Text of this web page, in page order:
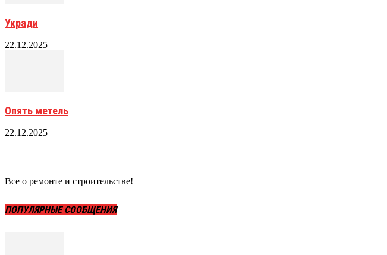
Укради
22.12.2025
Опять метель
22.12.2025
Все о ремонте и строительстве!
ПОПУЛЯРНЫЕ СООБЩЕНИЯ